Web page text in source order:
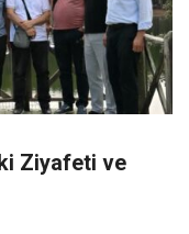
Ziyafeti ve